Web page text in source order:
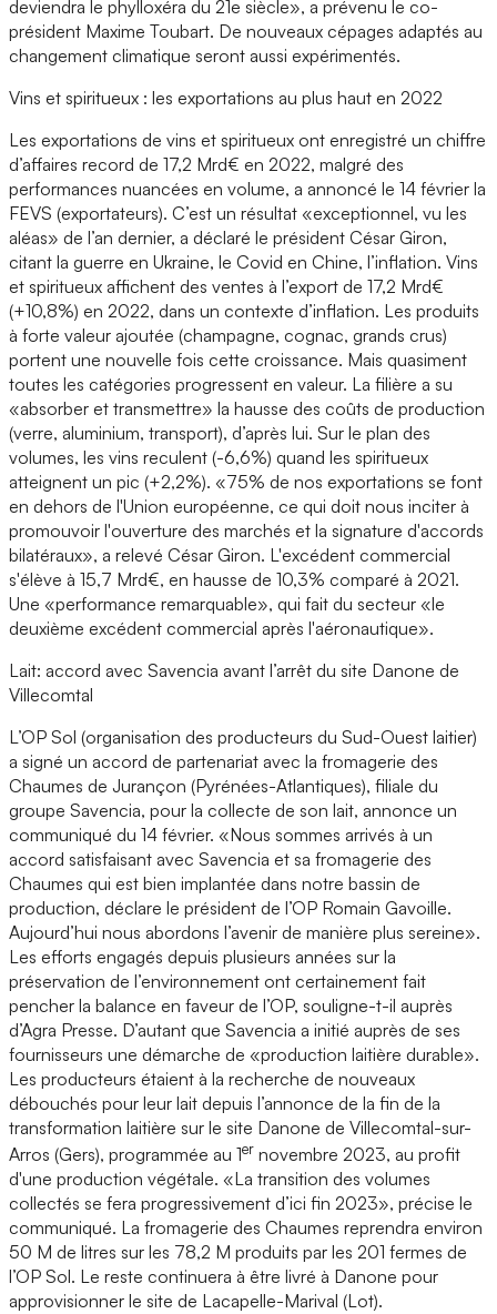
deviendra le phylloxéra du 21e siècle», a prévenu le co-
président Maxime Toubart. De nouveaux cépages adaptés au
changement climatique seront aussi expérimentés.
Vins et spiritueux : les exportations au plus haut en 2022
Les exportations de vins et spiritueux ont enregistré un chiffre
d’affaires record de 17,2 Mrd€ en 2022, malgré des
performances nuancées en volume, a annoncé le 14 février la
FEVS (exportateurs). C’est un résultat «exceptionnel, vu les
aléas» de l’an dernier, a déclaré le président César Giron,
citant la guerre en Ukraine, le Covid en Chine, l’inflation. Vins
et spiritueux affichent des ventes à l’export de 17,2 Mrd€
(+10,8%) en 2022, dans un contexte d’inflation. Les produits
à forte valeur ajoutée (champagne, cognac, grands crus)
portent une nouvelle fois cette croissance. Mais quasiment
toutes les catégories progressent en valeur. La filière a su
«absorber et transmettre» la hausse des coûts de production
(verre, aluminium, transport), d’après lui. Sur le plan des
volumes, les vins reculent (-6,6%) quand les spiritueux
atteignent un pic (+2,2%). «75% de nos exportations se font
en dehors de l'Union européenne, ce qui doit nous inciter à
promouvoir l'ouverture des marchés et la signature d'accords
bilatéraux», a relevé César Giron. L'excédent commercial
s'élève à 15,7 Mrd€, en hausse de 10,3% comparé à 2021.
Une «performance remarquable», qui fait du secteur «le
deuxième excédent commercial après l'aéronautique».
Lait: accord avec Savencia avant l’arrêt du site Danone de
Villecomtal
L’OP Sol (organisation des producteurs du Sud-Ouest laitier)
a signé un accord de partenariat avec la fromagerie des
Chaumes de Jurançon (Pyrénées-Atlantiques), filiale du
groupe Savencia, pour la collecte de son lait, annonce un
communiqué du 14 février. «Nous sommes arrivés à un
accord satisfaisant avec Savencia et sa fromagerie des
Chaumes qui est bien implantée dans notre bassin de
production, déclare le président de l’OP Romain Gavoille.
Aujourd’hui nous abordons l’avenir de manière plus sereine».
Les efforts engagés depuis plusieurs années sur la
préservation de l’environnement ont certainement fait
pencher la balance en faveur de l’OP, souligne-t-il auprès
d’Agra Presse. D’autant que Savencia a initié auprès de ses
fournisseurs une démarche de «production laitière durable».
Les producteurs étaient à la recherche de nouveaux
débouchés pour leur lait depuis l’annonce de la fin de la
transformation laitière sur le site Danone de Villecomtal-sur-
Arros (Gers), programmée au 1er novembre 2023, au profit
d'une production végétale. «La transition des volumes
collectés se fera progressivement d’ici fin 2023», précise le
communiqué. La fromagerie des Chaumes reprendra environ
50 M de litres sur les 78,2 M produits par les 201 fermes de
l’OP Sol. Le reste continuera à être livré à Danone pour
approvisionner le site de Lacapelle-Marival (Lot).